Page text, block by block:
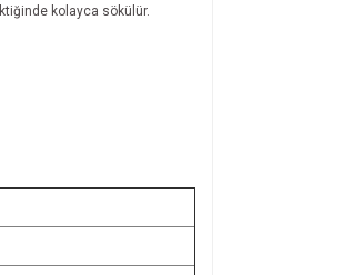
kolayca sökülür.